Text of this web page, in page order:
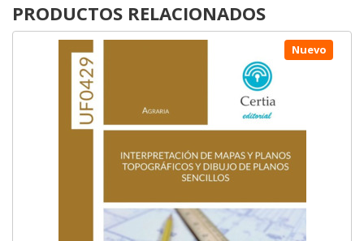
PRODUCTOS RELACIONADOS
Nuevo